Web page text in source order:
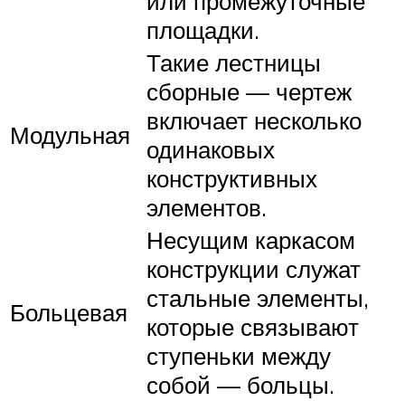
площадки.
Модульная
Такие лестницы
сборные — чертеж
включает несколько
одинаковых
конструктивных
элементов.
Больцевая
Несущим каркасом
конструкции служат
стальные элементы,
которые связывают
ступеньки между
собой — больцы.